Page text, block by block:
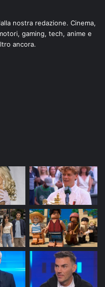
nostra redazione. Cinema,
gaming, tech, anime e
ancora.